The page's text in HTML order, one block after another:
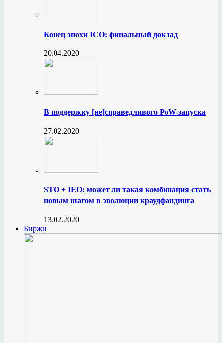
Конец эпохи ICO: финальный доклад
20.04.2020
В поддержку [не]справедливого PoW-запуска
27.02.2020
STO + IEO: может ли такая комбинация стать
новым шагом в эволюции краудфандинга
13.02.2020
Биржи